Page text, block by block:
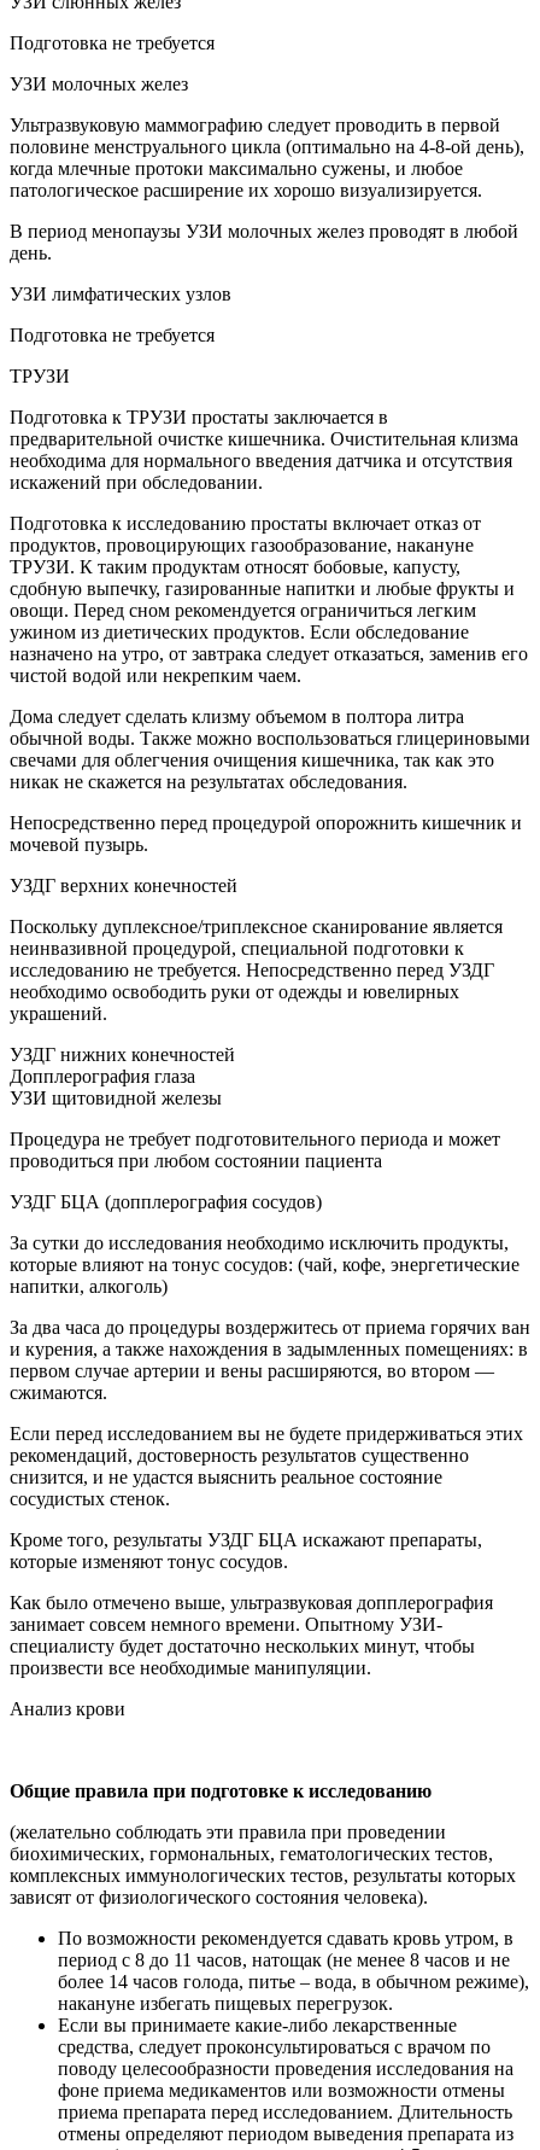
Подготовка не требуется
УЗИ молочных желез
Ультразвуковую маммографию следует проводить в первой
половине менструального цикла (оптимально на 4-8-ой день),
когда млечные протоки максимально сужены, и любое
патологическое расширение их хорошо визуализируется.
В период менопаузы УЗИ молочных желез проводят в любой
день.
УЗИ лимфатических узлов
Подготовка не требуется
ТРУЗИ
Подготовка к ТРУЗИ простаты заключается в
предварительной очистке кишечника. Очистительная клизма
необходима для нормального введения датчика и отсутствия
искажений при обследовании.
Подготовка к исследованию простаты включает отказ от
продуктов, провоцирующих газообразование, накануне
ТРУЗИ. К таким продуктам относят бобовые, капусту,
сдобную выпечку, газированные напитки и любые фрукты и
овощи. Перед сном рекомендуется ограничиться легким
ужином из диетических продуктов. Если обследование
назначено на утро, от завтрака следует отказаться, заменив его
чистой водой или некрепким чаем.
Дома следует сделать клизму объемом в полтора литра
обычной воды. Также можно воспользоваться глицериновыми
свечами для облегчения очищения кишечника, так как это
никак не скажется на результатах обследования.
Непосредственно перед процедурой опорожнить кишечник и
мочевой пузырь.
УЗДГ верхних конечностей
Поскольку дуплексное/триплексное сканирование является
неинвазивной процедурой, специальной подготовки к
исследованию не требуется. Непосредственно перед УЗДГ
необходимо освободить руки от одежды и ювелирных
украшений.
УЗДГ нижних конечностей
Допплерография глаза
УЗИ щитовидной железы
Процедура не требует подготовительного периода и может
проводиться при любом состоянии пациента
УЗДГ БЦА (допплерография сосудов)
За сутки до исследования необходимо исключить продукты,
которые влияют на тонус сосудов: (чай, кофе, энергетические
напитки, алкоголь)
За два часа до процедуры воздержитесь от приема горячих ван
и курения, а также нахождения в задымленных помещениях: в
первом случае артерии и вены расширяются, во втором —
сжимаются.
Если перед исследованием вы не будете придерживаться этих
рекомендаций, достоверность результатов существенно
снизится, и не удастся выяснить реальное состояние
сосудистых стенок.
Кроме того, результаты УЗДГ БЦА искажают препараты,
которые изменяют тонус сосудов.
Как было отмечено выше, ультразвуковая допплерография
занимает совсем немного времени. Опытному УЗИ-
специалисту будет достаточно нескольких минут, чтобы
произвести все необходимые манипуляции.
Анализ крови
Общие правила при подготовке к исследованию
(желательно соблюдать эти правила при проведении
биохимических, гормональных, гематологических тестов,
комплексных иммунологических тестов, результаты которых
зависят от физиологического состояния человека).
По возможности рекомендуется сдавать кровь утром, в
период с 8 до 11 часов, натощак (не менее 8 часов и не
более 14 часов голода, питье – вода, в обычном режиме),
накануне избегать пищевых перегрузок.
Если вы принимаете какие-либо лекарственные
средства, следует проконсультироваться с врачом по
поводу целесообразности проведения исследования на
фоне приема медикаментов или возможности отмены
приема препарата перед исследованием. Длительность
отмены определяют периодом выведения препарата из